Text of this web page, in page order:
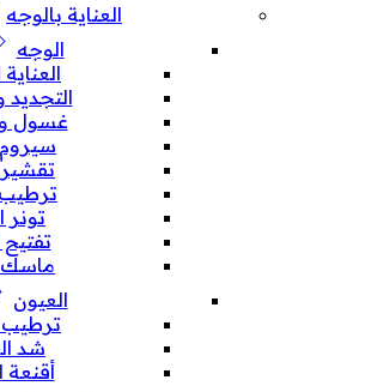
العناية بالوجه
الوجه
التجديد
غسول
تونر
ماسك
العيون
ترطيب
شد
أقنعة